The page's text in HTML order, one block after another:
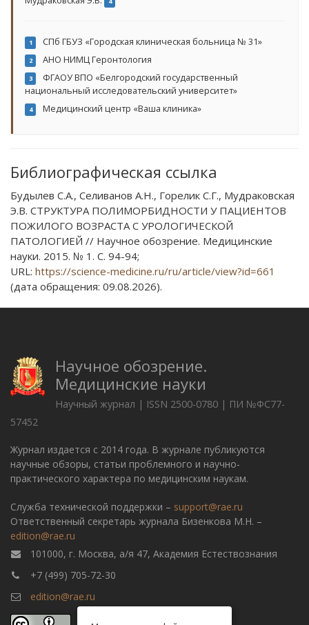
1 СПб ГБУЗ «Городская клиническая больница № 31»
2 АНО НИМЦ Геронтология
3
ФГАОУ ВПО «Белгородский государственный
национальный исследовательский университет»
4 Медицинский центр «Ваша клиника»
Библиографическая ссылка
Будылев С.А., Селиванов А.Н., Горелик С.Г., Мудраковская
Э.В. СТРУКТУРА ПОЛИМОРБИДНОСТИ У ПАЦИЕНТОВ
ПОЖИЛОГО ВОЗРАСТА С УРОЛОГИЧЕСКОЙ
ПАТОЛОГИЕЙ // Научное обозрение. Медицинские
науки. 2015. № 1. С. 94-94;
URL: https://science-medicine.ru/ru/article/view?id=661
(дата обращения: 09.08.2026).
Научное обозрение.
Медицинские науки
Научный журнал | ISSN 2500-0780 | ПИ №ФС77-
57452
Журнал издается с 2014 года. В журнале публикуются
научные обзоры, статьи проблемного и научно-
практического характера по медицинским наукам.
Служба технической поддержки – support@rae.ru
Ответственный секретарь журнала Бизенкова М.Н. –
edition@rae.ru
101000, г. Москва, а/я 47, Академия Естествознания
+7 (499) 705-72-30
edition@rae.ru